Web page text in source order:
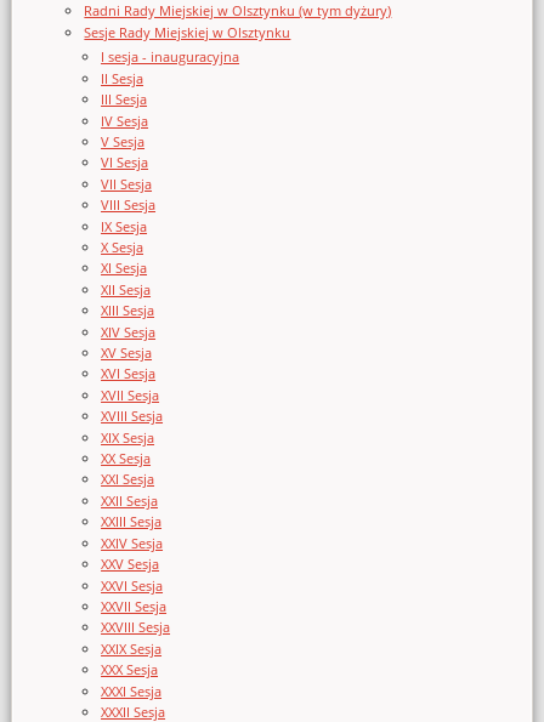
Radni Rady Miejskiej w Olsztynku (w tym dyżury)
Sesje Rady Miejskiej w Olsztynku
I sesja - inauguracyjna
II Sesja
III Sesja
IV Sesja
V Sesja
VI Sesja
VII Sesja
VIII Sesja
IX Sesja
X Sesja
XI Sesja
XII Sesja
XIII Sesja
XIV Sesja
XV Sesja
XVI Sesja
XVII Sesja
XVIII Sesja
XIX Sesja
XX Sesja
XXI Sesja
XXII Sesja
XXIII Sesja
XXIV Sesja
XXV Sesja
XXVI Sesja
XXVII Sesja
XXVIII Sesja
XXIX Sesja
XXX Sesja
XXXI Sesja
XXXII Sesja